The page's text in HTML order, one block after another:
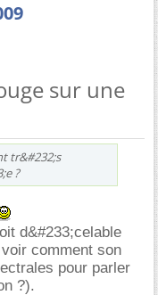
sur une
tr&#232;s
?
d&#233;celable
comment son
pour parler
?).